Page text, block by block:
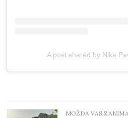
A post shared by Nika
MOŽDA VAS ZANIMA